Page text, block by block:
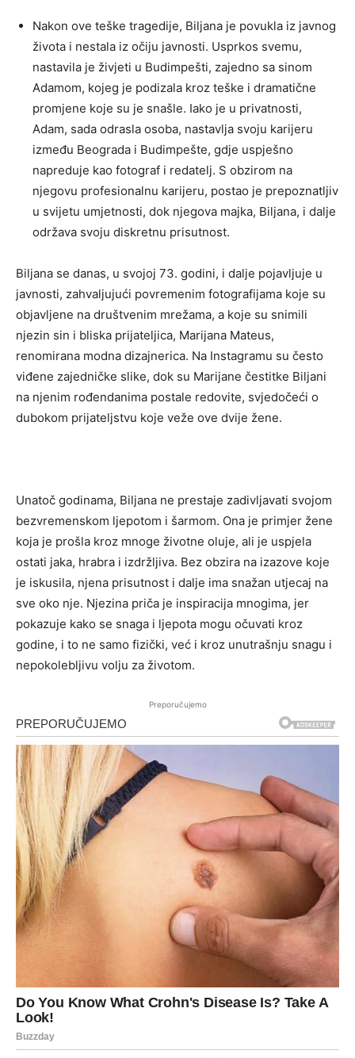
Nakon ove teške tragedije, Biljana je povukla iz javnog
života i nestala iz očiju javnosti. Usprkos svemu,
nastavila je živjeti u Budimpešti, zajedno sa sinom
Adamom, kojeg je podizala kroz teške i dramatične
promjene koje su je snašle. Iako je u privatnosti,
Adam, sada odrasla osoba, nastavlja svoju karijeru
između Beograda i Budimpešte, gdje uspješno
napreduje kao fotograf i redatelj. S obzirom na
njegovu profesionalnu karijeru, postao je prepoznatljiv
u svijetu umjetnosti, dok njegova majka, Biljana, i dalje
održava svoju diskretnu prisutnost.
Biljana se danas, u svojoj 73. godini, i dalje pojavljuje u
javnosti, zahvaljujući povremenim fotografijama koje su
objavljene na društvenim mrežama, a koje su snimili
njezin sin i bliska prijateljica, Marijana Mateus,
renomirana modna dizajnerica. Na Instagramu su često
viđene zajedničke slike, dok su Marijane čestitke Biljani
na njenim rođendanima postale redovite, svjedočeći o
dubokom prijateljstvu koje veže ove dvije žene.
Unatoč godinama, Biljana ne prestaje zadivljavati svojom
bezvremenskom ljepotom i šarmom. Ona je primjer žene
koja je prošla kroz mnoge životne oluje, ali je uspjela
ostati jaka, hrabra i izdržljiva. Bez obzira na izazove koje
je iskusila, njena prisutnost i dalje ima snažan utjecaj na
sve oko nje. Njezina priča je inspiracija mnogima, jer
pokazuje kako se snaga i ljepota mogu očuvati kroz
godine, i to ne samo fizički, već i kroz unutrašnju snagu i
nepokolebljivu volju za životom.
Preporučujemo